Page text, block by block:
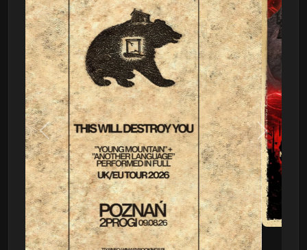
Poprzedni Następny